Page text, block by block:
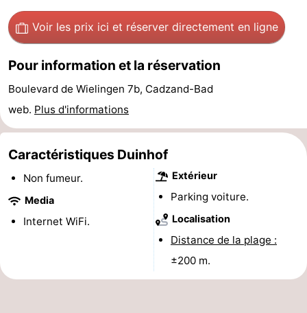
Nieuwvliet-
Bad
Meulinge
EuroParcs
Cadzand
Hoogduin
-
Noordzee
Résidence
Cadzand-
-
Resort
Nieuwvliet-
-
Schoneveld
-
Resort
Nieuwvliet-
Waterdunen
-
Zeebad
-
Voir les prix ici et réserver directement en ligne
Pour information et la réservation
Boulevard de Wielingen 7b, Cadzand-Bad
web. Plus d'informations
Caractéristiques Duinhof
Non fumeur.
Media
Internet WiFi.
Extérieur
Parking voiture.
Localisation
Distance de la plage :
±200 m.